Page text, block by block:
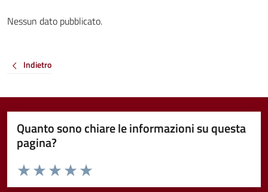
Nessun dato pubblicato.
Indietro
Quanto sono chiare le informazioni su questa
pagina?
Valuta da 1 a 5 stelle la pagina
Valuta 5 stelle su 5
Valuta 4 stelle su 5
Valuta 3 stelle su 5
Valuta 2 stelle su 5
Valuta 1 stelle su 5